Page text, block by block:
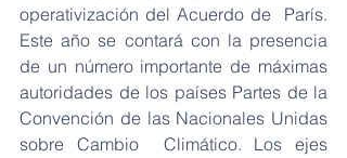
operativización del Acuerdo de  París.
Este año se contará con la presencia
de un número importante de máximas
autoridades de los países Partes de la
Convención de las Nacionales Unidas
sobre Cambio  Climático. Los ejes